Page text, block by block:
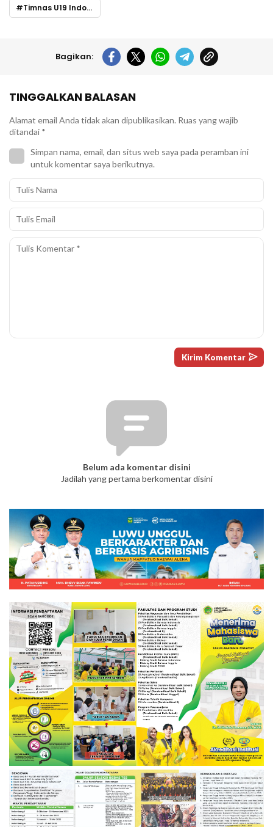
Timnas U19 Indonesia
Bagikan:
TINGGALKAN BALASAN
Alamat email Anda tidak akan dipublikasikan. Ruas yang wajib
ditandai *
Simpan nama, email, dan situs web saya pada peramban ini
untuk komentar saya berikutnya.
Belum ada komentar disini
Jadilah yang pertama berkomentar disini